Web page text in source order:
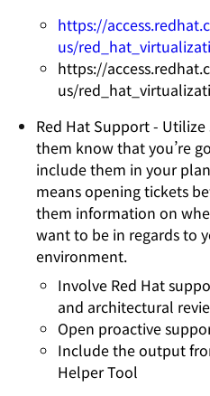
https://
us/
https://
us/
Red Hat Support -
them know that you’re
include them in your
means opening tickets
them information on
want to be in regards to
environment.
Involve Red Hat
and architectural
Open proactive
Include the output
Helper Tool